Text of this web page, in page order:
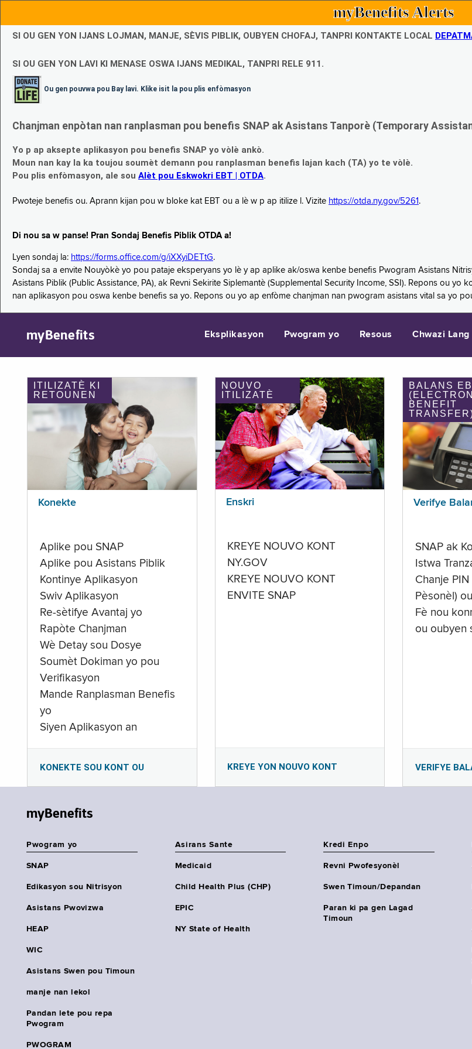
myBenefits Alerts
SI OU GEN YON IJANS LOJMAN, MANJE, SÈVIS PIBLIK, OUBYEN CHOFAJ, TANPRI KONTAKTE LOCAL
SI OU GEN YON LAVI KI MENASE OSWA IJANS MEDIKAL, TANPRI RELE 911.
Ou gen pouvwa pou Bay lavi. Klike isit la pou plis enfòmasyon
Chanjman enpòtan nan ranplasman pou benefis SNAP ak Asistans Tanporè (Temporary
Yo p ap aksepte aplikasyon pou benefis SNAP yo vòlè ankò.
Moun nan kay la ka toujou soumèt demann pou ranplasman benefis lajan kach (TA) yo te vòlè.
Pou plis enfòmasyon, ale sou Alèt pou Eskwokri EBT | OTDA.
Pwoteje benefis ou. Aprann kijan pou w bloke kat EBT ou a lè w p ap itilize l. Vizite https://otda.ny.gov/5261 .
Di nou sa w panse! Pran Sondaj Benefis Piblik OTDA a!
Lyen sondaj la: https://forms.office.com/g/iXXyiDETtG.
Sondaj sa a envite Nouyòkè yo pou pataje eksperyans yo lè y ap aplike ak/oswa kenbe benefis Pwogram Asistans
Asistans Piblik (Public Assistance, PA), ak Revni Sekirite Siplemantè (Supplemental Security Income, SSI). Repons ou
nan aplikasyon pou oswa kenbe benefis sa yo. Repons ou yo ap enfòme chanjman nan pwogram asistans vital sa yo
myBenefits Eksplikasyon Pwogram yo Resous Chwazi Lang
ITILIZATÈ KI
RETOUNEN
Konekte
Aplike pou SNAP
Aplike pou Asistans Piblik
Kontinye Aplikasyon
Swiv Aplikasyon
Re-sètifye Avantaj yo
Rapòte Chanjman
Wè Detay sou Dosye
Soumèt Dokiman yo pou
Verifikasyon
Mande Ranplasman Benefis
yo
Siyen Aplikasyon an
KONEKTE SOU KONT OU
NOUVO
ITILIZATÈ
Enskri
KREYE NOUVO KONT
NY.GOV
KREYE NOUVO KONT
ENVITE SNAP
KREYE YON NOUVO KONT
BALANS
BENEFIT
Verifye
SNAP ak
Istwa
Chanje
Pèsonèl) ou
Fè nou
ou oubyen
VERIFYE
myBenefits
Pwogram yo
SNAP
Edikasyon sou Nitrisyon
Asistans Pwovizwa
HEAP
WIC
Asistans Swen pou Timoun
manje nan lekol
Pandan lete pou repa
Pwogram
PWOGRAM
Asirans Sante
Medicaid
Child Health Plus (CHP)
EPIC
NY State of Health
Kredi Enpo
Revni Pwofesyonèl
Swen Timoun/Depandan
Paran ki pa gen Lagad
Timoun